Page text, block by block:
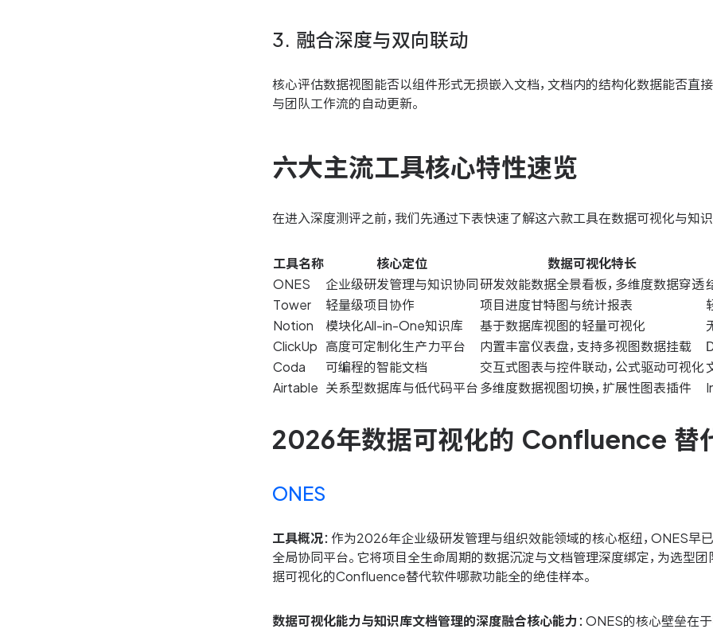
3. 融合深度与双向联动
核心评估数据视图能否以组件形式无损嵌入文档，文档内的结构化数据能否直
与团队工作流的自动更新。
六大主流工具核心特性速览
在进入深度测评之前，我们先通过下表快速了解这六款工具在数据可视化与知
工具名称 核心定位 数据可视化特长
ONES
企业级研发管理与知识协同 研发效能数据全景看板，多维度数据穿透
Tower
轻量级项目协作 项目进度甘特图与统计报表
Notion
模块化All-in-One知识库 基于数据库视图的轻量可视化
ClickUp
高度可定制化生产力平台 内置丰富仪表盘，支持多视图数据挂载
Coda
可编程的智能文档 交互式图表与控件联动，公式驱动可视化
Airtable
关系型数据库与低代码平台 多维度数据视图切换，扩展性图表插件
2026年数据可视化的 Confluence 替
ONES
工具概况：作为2026年企业级研发管理与组织效能领域的核心枢纽，ONES早
全局协同平台。它将项目全生命周期的数据沉淀与文档管理深度绑定，为选型
据可视化的Confluence替代软件哪款功能全的绝佳样本。
数据可视化能力与知识库文档管理的深度融合核心能力 ：ONES的核心壁垒在